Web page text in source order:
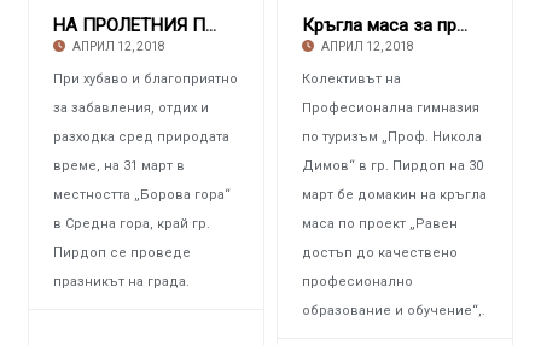
НА ПРОЛЕТНИЯ ПРАЗНИК НА ПИРДОП Нови атракции
АПРИЛ 12, 2018
При хубаво и благоприятно
за забавления, отдих и
разходка сред природата
време, на 31 март в
местността „Борова гора“
в Средна гора, край гр.
Пирдоп се проведе
празникът на града.
Кръгла маса за приключване на проект по прогр
АПРИЛ 12, 2018
Колективът на
Професионална гимназия
по туризъм „Проф. Никола
Димов“ в гр. Пирдоп на 30
март бе домакин на кръгла
маса по проект „Равен
достъп до качествено
професионално
образование и обучение“,.